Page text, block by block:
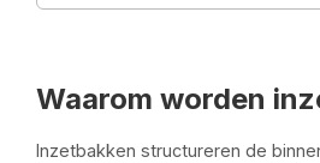
Waarom worden
Inzetbakken structureren de